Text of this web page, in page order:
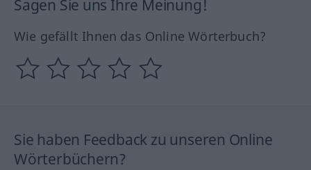
Sagen Sie uns Ihre Meinung!
Wie gefällt Ihnen das Online Wörterbuch?
Sie haben Feedback zu unseren Online
Wörterbüchern?